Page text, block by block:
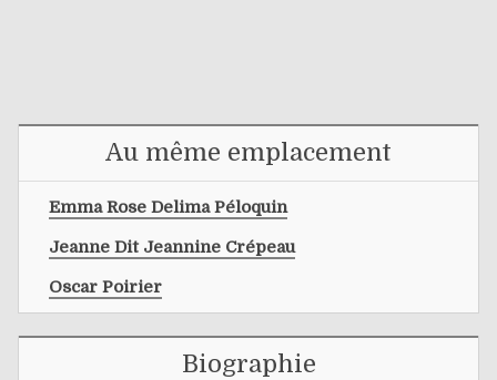
Au même emplacement
Emma Rose Delima Péloquin
Jeanne Dit Jeannine Crépeau
Oscar Poirier
Biographie